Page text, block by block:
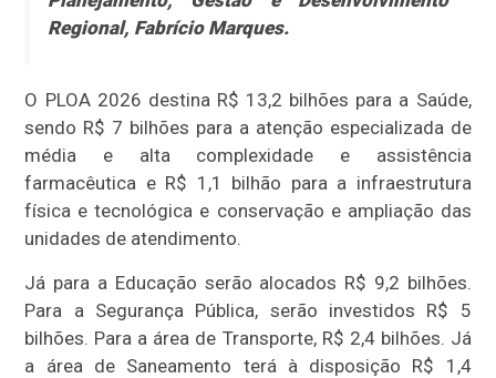
Regional, Fabrício Marques.
O PLOA 2026 destina R$ 13,2 bilhões para a Saúde,
sendo R$ 7 bilhões para a atenção especializada de
média e alta complexidade e assistência
farmacêutica e R$ 1,1 bilhão para a infraestrutura
física e tecnológica e conservação e ampliação das
unidades de atendimento.
Já para a Educação serão alocados R$ 9,2 bilhões.
Para a Segurança Pública, serão investidos R$ 5
bilhões. Para a área de Transporte, R$ 2,4 bilhões. Já
a área de Saneamento terá à disposição R$ 1,4